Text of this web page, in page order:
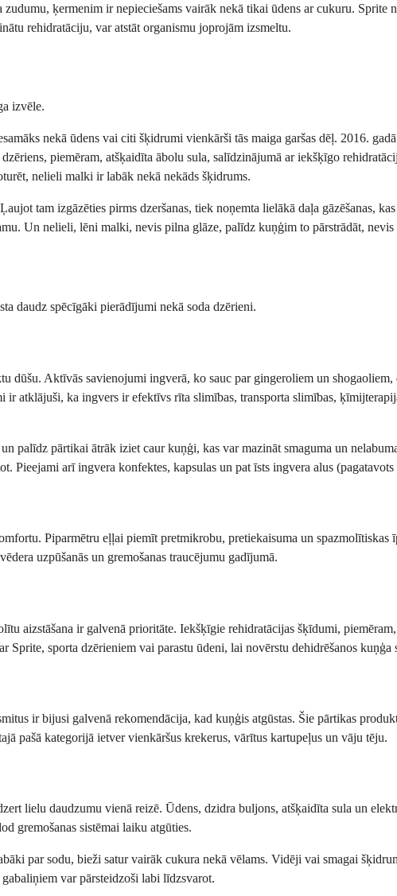
ķermenim ir nepieciešams vairāk nekā tikai ūdens ar cukuru.
rehidratāciju, var atstāt organismu joprojām izsmeltu.
izvēle.
nekā ūdens vai citi šķidrumi vienkārši tās maiga garšas dēļ. 2016.
piemēram, atšķaidīta ābolu sula, salīdzinājumā ar iekšķīgo
nelieli malki ir labāk nekā nekāds šķidrums.
tam izgāzēties pirms dzeršanas, tiek noņemta lielākā daļa gāzēšanas,
Un nelieli, lēni malki, nevis pilna glāze, palīdz kuņģim to pārstrādāt, nevis
daudz spēcīgāki pierādījumi nekā soda dzērieni.
Aktīvās savienojumi ingverā, ko sauc par gingeroliem un shogaoliem,
atklājuši, ka ingvers ir efektīvs rīta slimības, transporta slimības,
palīdz pārtikai ātrāk iziet caur kuņģi, kas var mazināt smaguma un
Pieejami arī ingvera konfektes, kapsulas un pat īsts ingvera alus
Piparmētru eļļai piemīt pretmikrobu, pretiekaisuma un spazmolītiskas
uzpūšanās un gremošanas traucējumu gadījumā.
aizstāšana ir galvenā prioritāte. Iekšķīgie rehidratācijas šķīdumi,
sporta dzērieniem vai parastu ūdeni, lai novērstu dehidrēšanos kuņģa
ir bijusi galvenā rekomendācija, kad kuņģis atgūstas. Šie pārtikas
pašā kategorijā ietver vienkāršus krekerus, vārītus kartupeļus un vāju tēju.
lielu daudzumu vienā reizē. Ūdens, dzidra buljons, atšķaidīta sula un
gremošanas sistēmai laiku atgūties.
par sodu, bieži satur vairāk cukura nekā vēlams. Vidēji vai smagai
var pārsteidzoši labi līdzsvarot.